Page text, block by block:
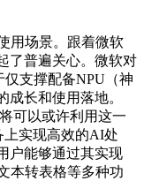
场景。跟着微软
了普遍关心。微软对
仅支撑配备NPU（神
长和使用落地。
可以或许利用这一
上实现高效的AI处
户能够通过其实现
本转表格等多种功